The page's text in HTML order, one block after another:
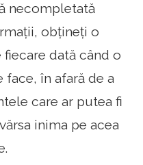
necompletată
obțineți o
fiecare dată când o
face, în afară de a
care ar putea fi
inima pe acea